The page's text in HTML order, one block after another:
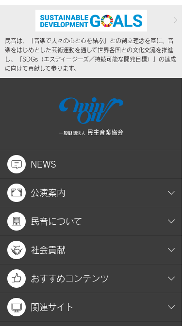
民音は、「音楽で人々の心と心を結ぶ」との創立理念を基に、音
楽をはじめとした芸術運動を通して世界各国との文化交流を推進
し、「SDGs（エスディージーズ／持続可能な開発目標）」の達成
に向けて貢献して参ります。
NEWS
公演案内
民音について
社会貢献
おすすめコンテンツ
関連サイト